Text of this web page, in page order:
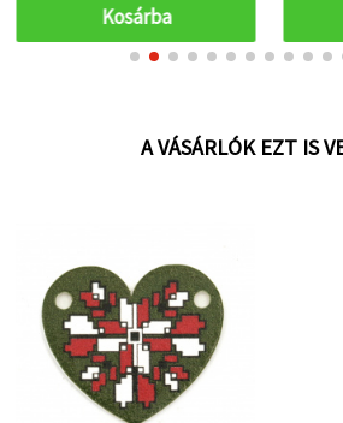
Kosárba
A VÁSÁRLÓK EZT IS